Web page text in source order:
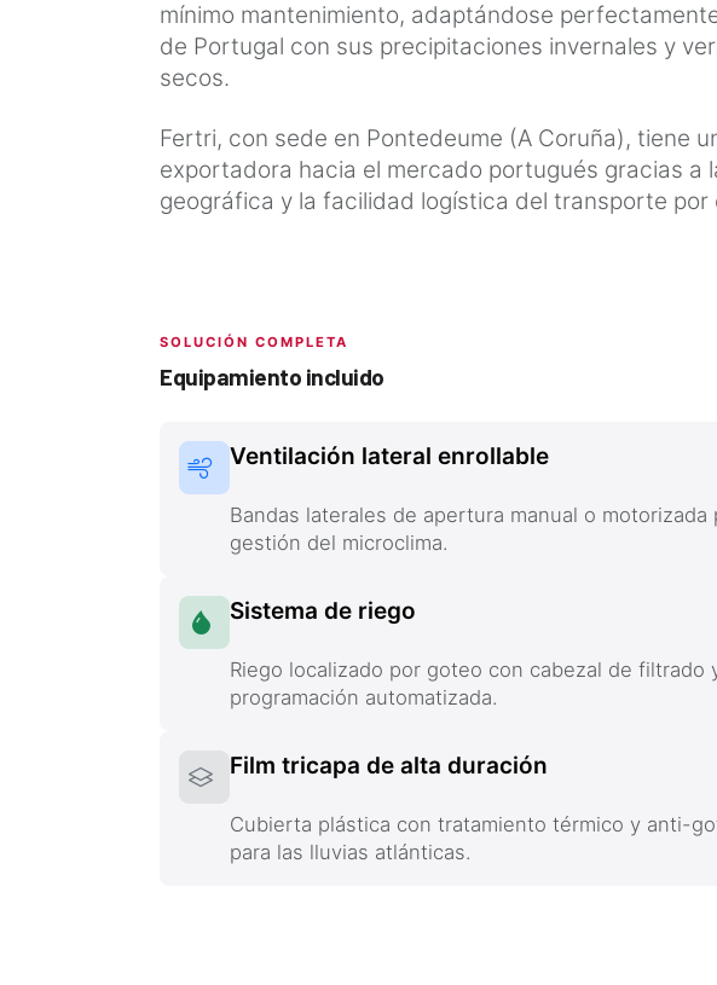
mínimo mantenimiento, adaptándose
de Portugal con sus precipitaciones invernales y
secos.
Fertri, con sede en Pontedeume (A Coruña), tiene
exportadora hacia el mercado portugués gracias a
geográfica y la facilidad logística del transporte por
SOLUCIÓN COMPLETA
Equipamiento incluido
Ventilación lateral enrollable
Bandas laterales de apertura manual o motorizada
gestión del microclima.
Sistema de riego
Riego localizado por goteo con cabezal de filtrado
programación automatizada.
Film tricapa de alta duración
Cubierta plástica con tratamiento térmico y anti-
para las lluvias atlánticas.